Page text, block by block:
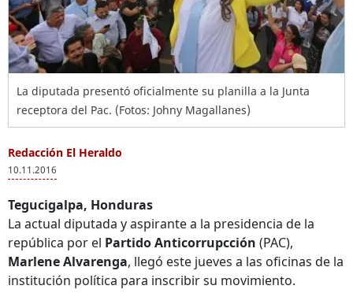
La diputada presentó oficialmente su planilla a la Junta
receptora del Pac. (Fotos: Johny Magallanes)
Redacción El Heraldo
10.11.2016
Tegucigalpa, Honduras
La actual diputada y aspirante a la presidencia de la
república por el Partido Anticorrupcción (PAC),
Marlene Alvarenga, llegó este jueves a las oficinas de la
institución política para inscribir su movimiento.